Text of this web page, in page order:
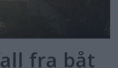
fra båt